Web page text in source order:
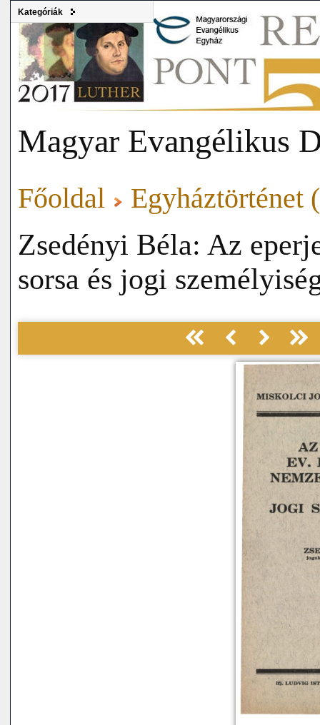
Kategóriák
Magyar Evangélikus
Főoldal Egyháztörténet
Zsedényi Béla: Az
sorsa és jogi